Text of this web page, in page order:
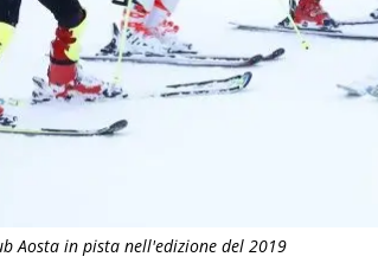
Aosta in pista nell'edizione del 2019